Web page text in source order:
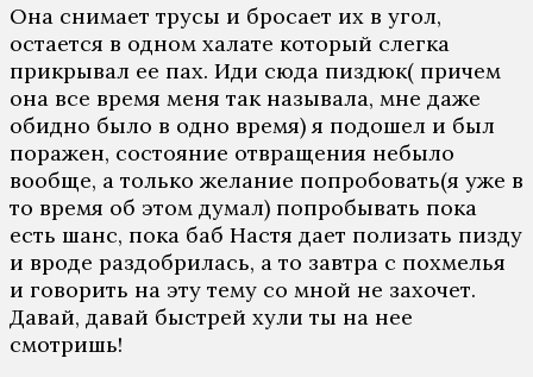
Она снимает трусы и бросает их в угол,
остается в одном халате который слегка
прикрывал ее пах. Иди сюда пиздюк( причем
она все время меня так называла, мне даже
обидно было в одно время) я подошел и был
поражен, состояние отвращения небыло
вообще, а только желание попробовать(я уже в
то время об этом думал) попробывать пока
есть шанс, пока баб Настя дает полизать пизду
и вроде раздобрилась, а то завтра с похмелья
и говорить на эту тему со мной не захочет.
Давай, давай быстрей хули ты на нее
смотришь!